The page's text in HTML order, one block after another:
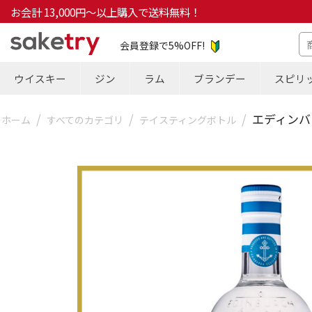
お会計 13,000円～以上購入で送料無料！
会員登録で5%OFF!
ウイスキー ジン ラム ブランデー スピリ
ホーム / すべてのカテゴリ / テイスティングボトル / エディン